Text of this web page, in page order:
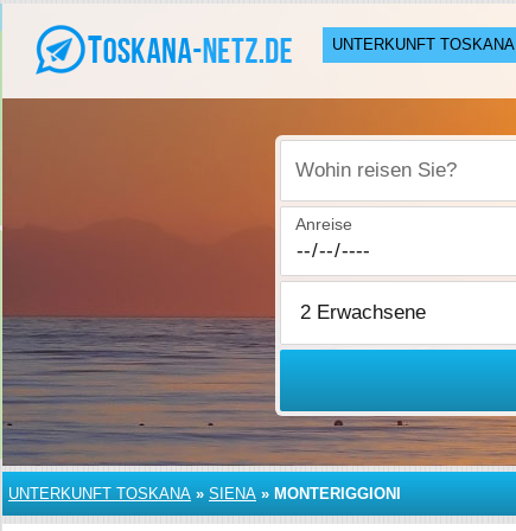
UNTERKUNFT TOSKANA
Wohin reisen Sie?
Anreise
UNTERKUNFT TOSKANA » SIENA » MONTERIGGIONI